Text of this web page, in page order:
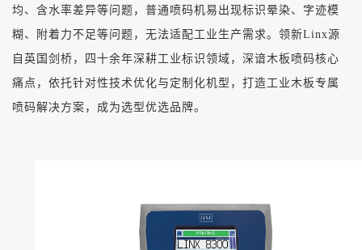
均、含水率差异等问题，普通喷码机易出现标识晕染、字迹模
糊、附着力不足等问题，无法适配工业生产需求。领新Linx源
自英国剑桥，四十余年深耕工业标识领域，深谙木板喷码核心
痛点，依托针对性技术优化与定制化机型，打造工业木板专属
喷码解决方案，成为选型优选品牌。